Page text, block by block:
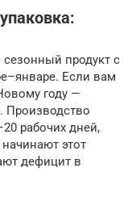
продукт с
Если вам
году —
Производство
рабочих дней,
этот
дефицит в